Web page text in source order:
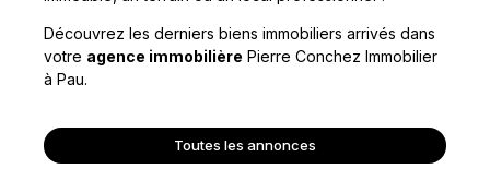
Découvrez les derniers biens immobiliers arrivés dans
votre agence immobilière Pierre Conchez Immobilier
à Pau.
Toutes les annonces